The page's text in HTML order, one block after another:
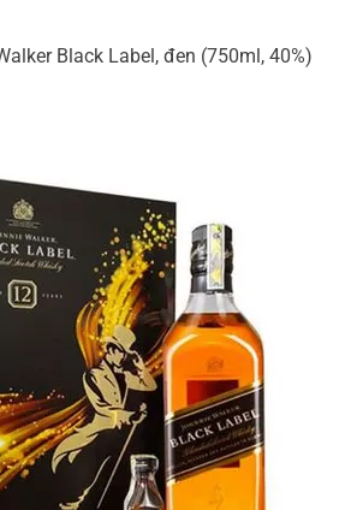
Black Label, đen (750ml, 40%)